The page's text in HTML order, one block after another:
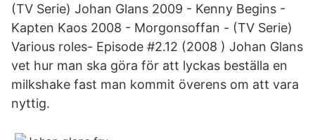
(TV Serie) Johan Glans 2009 - Kenny Begins -
Kapten Kaos 2008 - Morgonsoffan - (TV Serie)
Various roles- Episode #2.12 (2008 ) Johan Glans
vet hur man ska göra för att lyckas beställa en
milkshake fast man kommit överens om att vara
nyttig.